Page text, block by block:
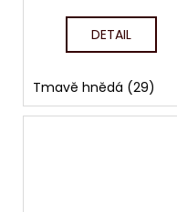
DETAIL
Tmavě hnědá (29)